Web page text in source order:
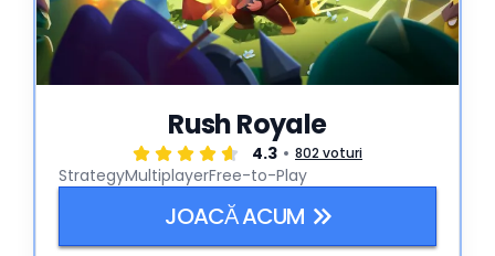
Rush Royale
4.3 802 voturi
StrategyMultiplayerFree-to-Play
JOACĂ ACUM